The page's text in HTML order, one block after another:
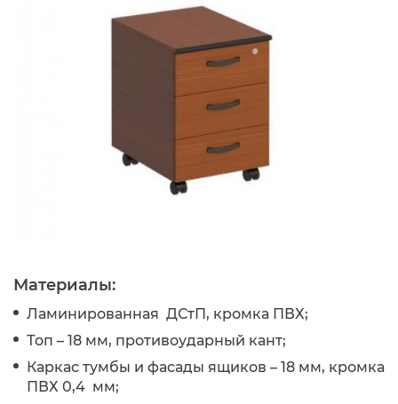
Материалы:
Ламинированная ДСтП, кромка ПВХ;
Топ – 18 мм, противоударный кант;
Каркас тумбы и фасады ящиков – 18 мм, кромка
ПВХ 0,4 мм;